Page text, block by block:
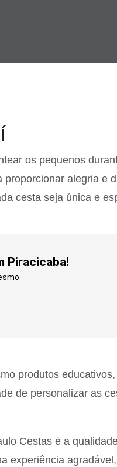
os pequenos
alegria e
cesta seja única e
Piracicaba!
produtos
de personalizar as
Cestas é a